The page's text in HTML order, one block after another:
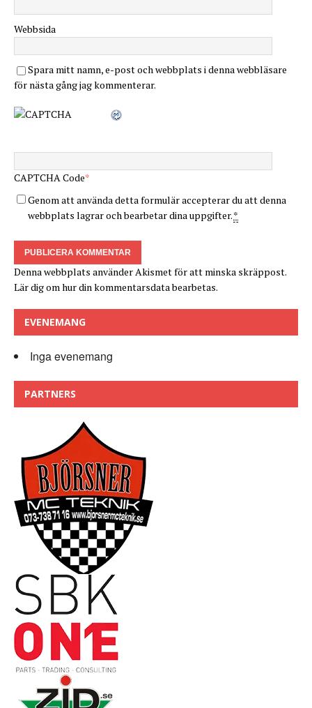
Webbsida
Spara mitt namn, e-post och webbplats i denna webbläsare
för nästa gång jag kommenterar.
CAPTCHA Code*
Genom att använda detta formulär accepterar du att denna
webbplats lagrar och bearbetar dina uppgifter.*
Denna webbplats använder Akismet för att minska skräppost.
Lär dig om hur din kommentarsdata bearbetas.
EVENEMANG
Inga evenemang
PARTNERS